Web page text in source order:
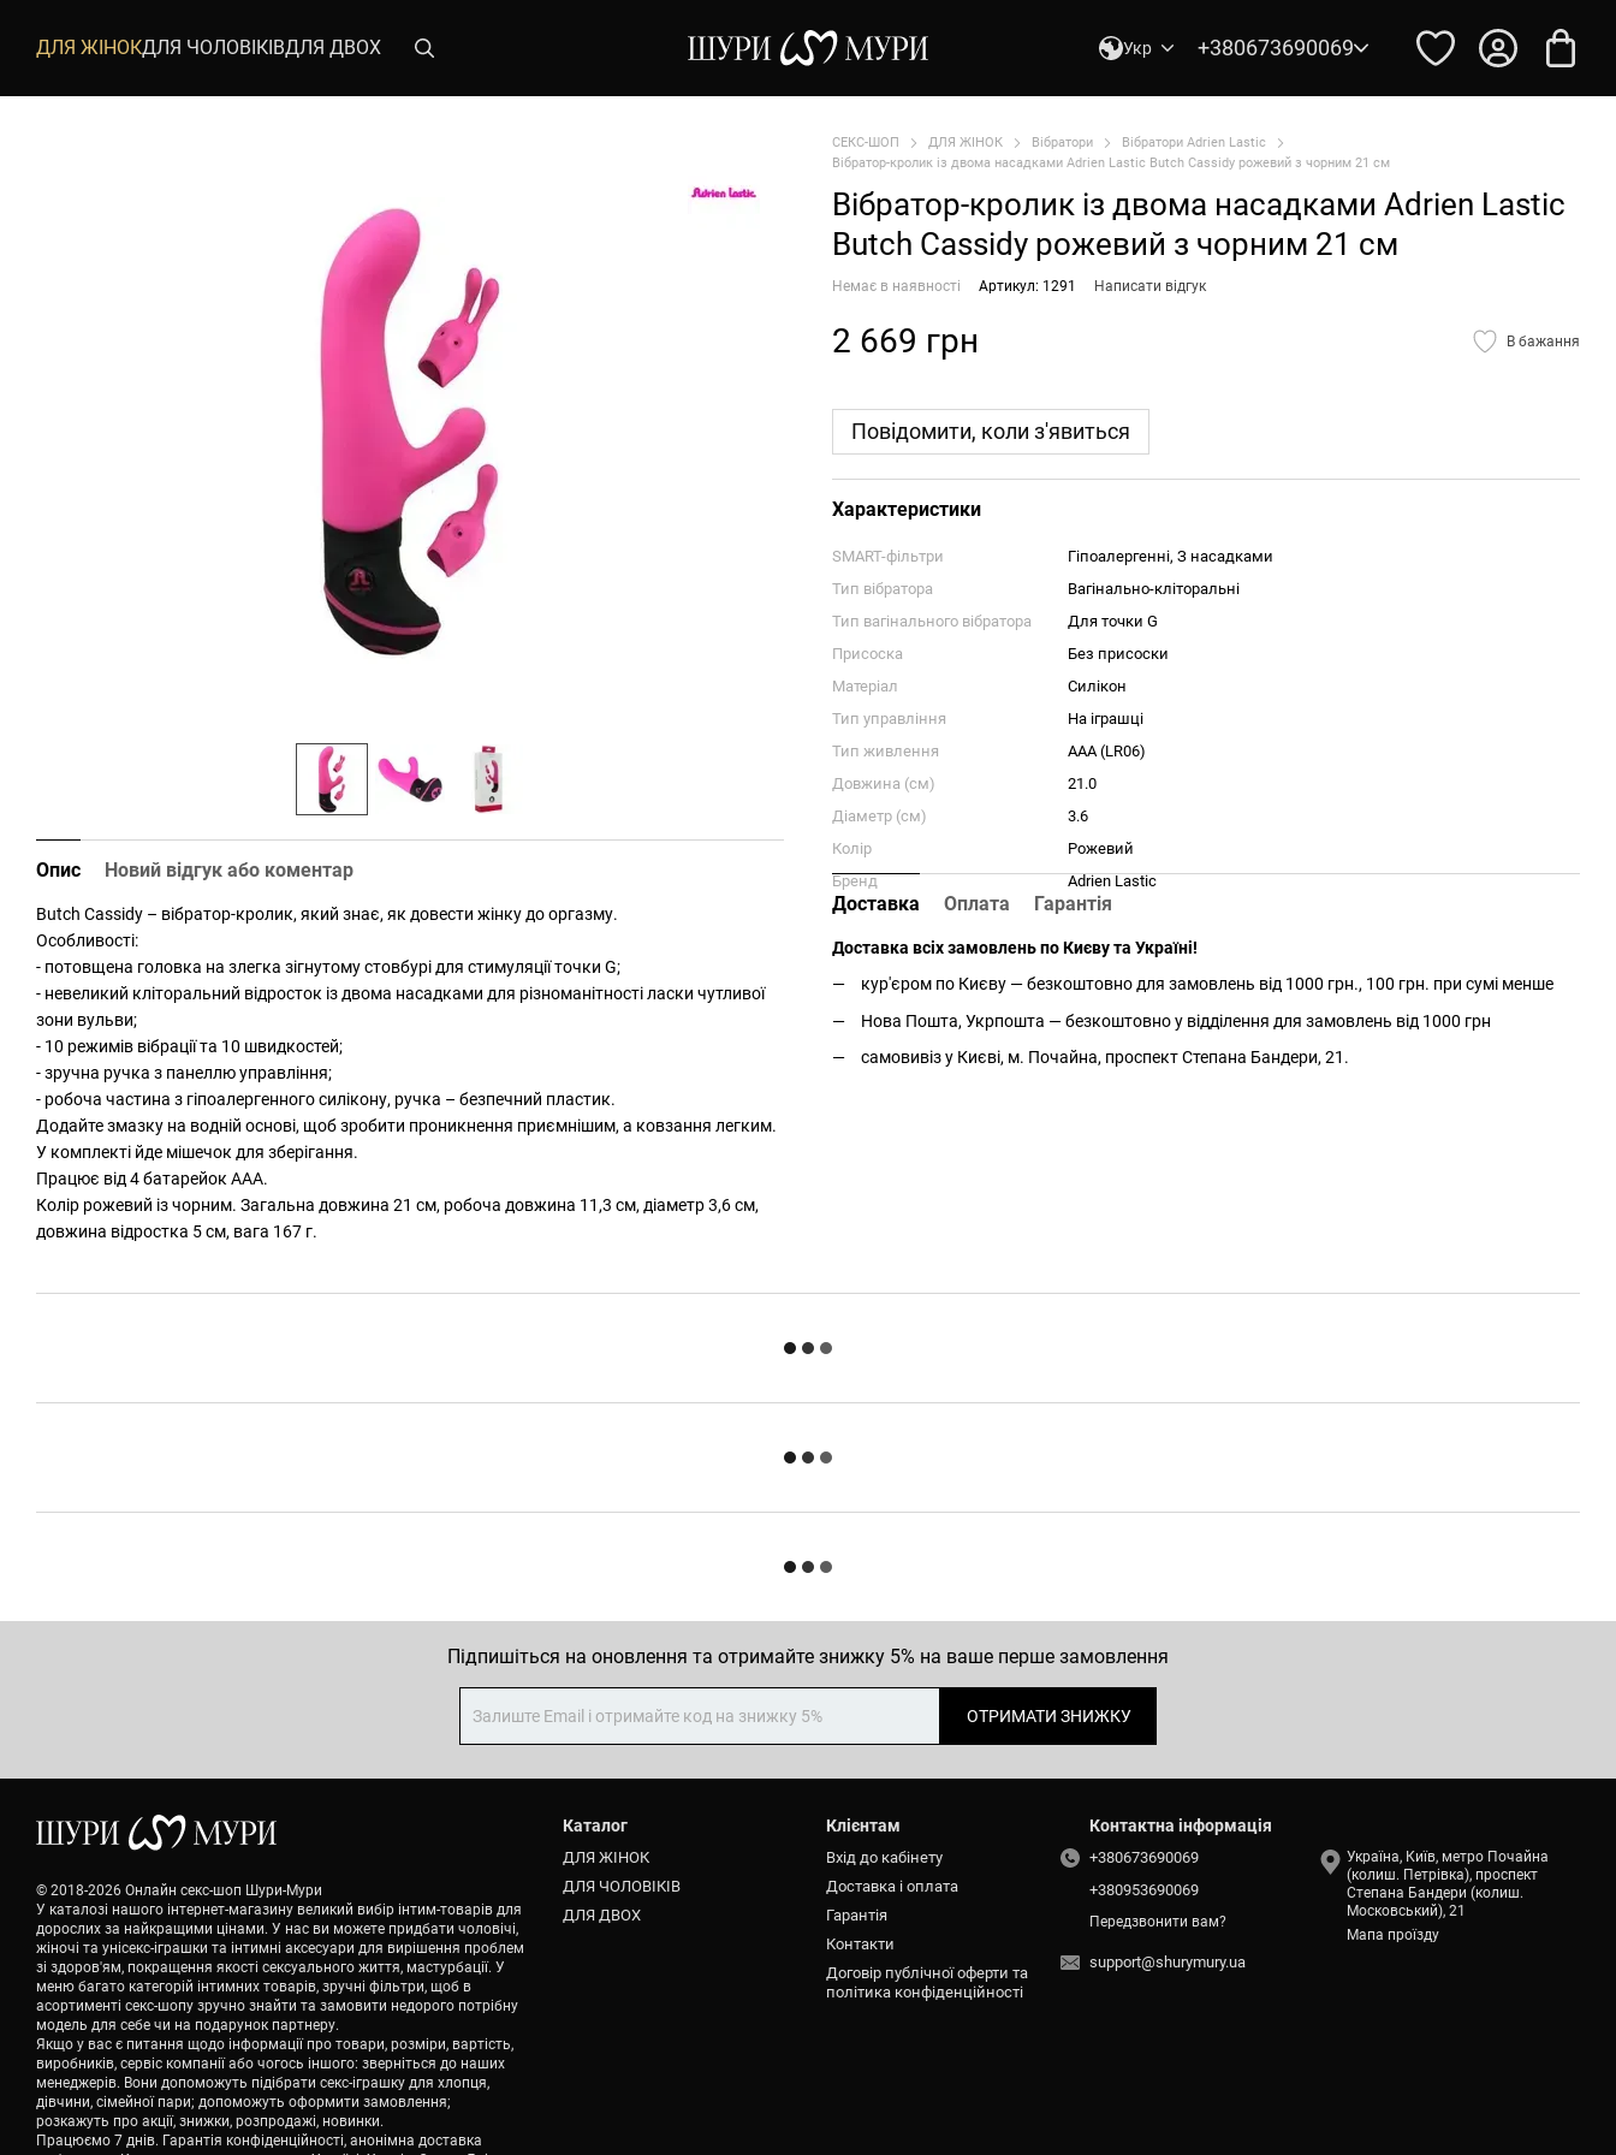
ДЛЯ ЖІНОКДЛЯ ЧОЛОВІКІВДЛЯ ДВОХ Укр +380673690069
Опис Новий відгук або коментар
Butch Cassidy – вібратор-кролик, який знає, як довести жінку до оргазму.
Особливості:
- потовщена головка на злегка зігнутому стовбурі для стимуляції точки G;
- невеликий кліторальний відросток із двома насадками для різноманітності ласки чутливої
зони вульви;
- 10 режимів вібрації та 10 швидкостей;
- зручна ручка з панеллю управління;
- робоча частина з гіпоалергенного силікону, ручка – безпечний пластик.
Додайте змазку на водній основі, щоб зробити проникнення приємнішим, а ковзання легким.
У комплекті йде мішечок для зберігання.
Працює від 4 батарейок ААА.
Колір рожевий із чорним. Загальна довжина 21 см, робоча довжина 11,3 см, діаметр 3,6 см,
довжина відростка 5 см, вага 167 г.
СЕКС-ШОП ДЛЯ ЖІНОК Вібратори
Вібратори Adrien Lastic
Вібратор-кролик із двома насадками Adrien Lastic Butch Cassidy рожевий з чорним 21 см
Вібратор-кролик із двома насадками Adrien Lastic
Butch Cassidy рожевий з чорним 21 см
Немає в наявності Артикул: 1291 Написати відгук
2 669 грн В бажання
Повідомити, коли з'явиться
Характеристики
SMART-фільтри
Гіпоалергенні, З насадками
Тип вібратора
Вагінально-кліторальні
Тип вагінального вібратора
Для точки G
Присоска
Без присоски
Матеріал
Силікон
Тип управління
На іграшці
Тип живлення
AAA (LR06)
Довжина (см)
21.0
Діаметр (см)
3.6
Колір
Рожевий
Бренд
Adrien Lastic
Доставка Оплата Гарантія
Доставка всіх замовлень по Києву та Україні!
кур'єром по Києву — безкоштовно для замовлень від 1000 грн., 100 грн. при сумі менше
Нова Пошта, Укрпошта — безкоштовно у відділення для замовлень від 1000 грн
самовивіз у Києві, м. Почайна, проспект Степана Бандери, 21.
Підпишіться на оновлення та отримайте знижку 5% на ваше перше замовлення
ОТРИМАТИ ЗНИЖКУ
© 2018-2026 Онлайн секс-шоп Шури-Мури
У каталозі нашого інтернет-магазину великий вибір інтим-товарів для
дорослих за найкращими цінами. У нас ви можете придбати чоловічі,
жіночі та унісекс-іграшки та інтимні аксесуари для вирішення проблем
зі здоров'ям, покращення якості сексуального життя, мастурбації. У
меню багато категорій інтимних товарів, зручні фільтри, щоб в
асортименті секс-шопу зручно знайти та замовити недорого потрібну
модель для себе чи на подарунок партнеру.
Якщо у вас є питання щодо інформації про товари, розміри, вартість,
виробників, сервіс компанії або чогось іншого: зверніться до наших
менеджерів. Вони допоможуть підібрати секс-іграшку для хлопця,
дівчини, сімейної пари; допоможуть оформити замовлення;
розкажуть про акції, знижки, розпродажі, новинки.
Працюємо 7 днів. Гарантія конфіденційності, анонімна доставка
Каталог
ДЛЯ ЖІНОК
ДЛЯ ЧОЛОВІКІВ
ДЛЯ ДВОХ
Клієнтам
Вхід до кабінету
Доставка і оплата
Гарантія
Контакти
Договір публічної оферти та
політика конфіденційності
Контактна інформація
+380673690069
+380953690069
Передзвонити вам?
support@shurymury.ua
Україна, Київ, метро Почайна
(колиш. Петрівка), проспект
Степана Бандери (колиш.
Московський), 21
Мапа проїзду